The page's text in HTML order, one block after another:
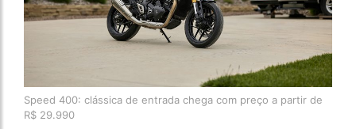
Speed 400: clássica de entrada chega com preço a partir de
R$ 29.990